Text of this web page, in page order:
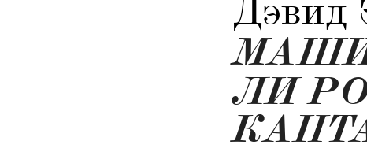
Дэвид
ЛИ